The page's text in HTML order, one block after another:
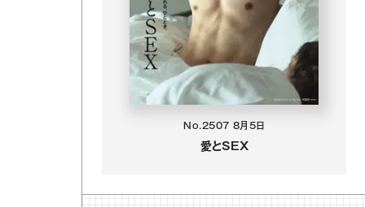
No.2507 8月5日
愛とSEX